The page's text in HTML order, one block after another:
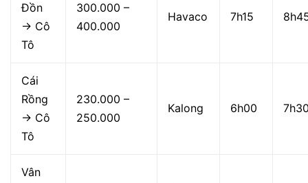
Đồn
→ Cô
Tô
300.000 –
400.000
Havaco 7h15
Cái
Rồng
→ Cô
Tô
230.000 –
250.000
Kalong 6h00
Vân